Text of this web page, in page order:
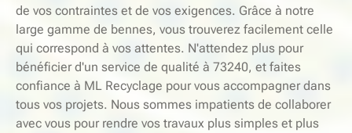
de vos contraintes et de vos exigences. Grâce à notre
large gamme de bennes, vous trouverez facilement celle
qui correspond à vos attentes. N'attendez plus pour
bénéficier d'un service de qualité à 73240, et faites
confiance à ML Recyclage pour vous accompagner dans
tous vos projets. Nous sommes impatients de collaborer
avec vous pour rendre vos travaux plus simples et plus